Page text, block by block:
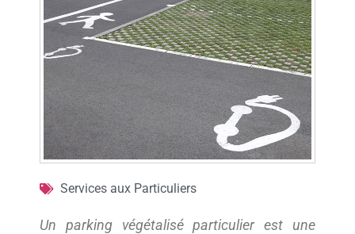
Services aux Particuliers
Un parking végétalisé particulier est une